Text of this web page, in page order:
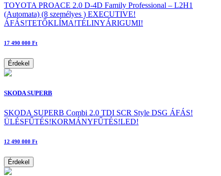
TOYOTA PROACE 2.0 D-4D Family Professional – L2H1
(Automata) (8 személyes ) EXECUTIVE!
ÁFÁS!TETŐKLÍMA!TÉLINYÁRIGUMI!
17 490 000 Ft
Érdekel
SKODA SUPERB
SKODA SUPERB Combi 2.0 TDI SCR Style DSG ÁFÁS!
ÜLÉSFŰTÉS!KORMÁNYFŰTÉS!LED!
12 490 000 Ft
Érdekel